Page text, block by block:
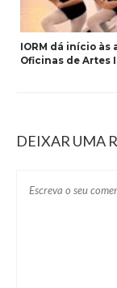
IORM dá início às
Oficinas de Artes
DEIXAR UMA